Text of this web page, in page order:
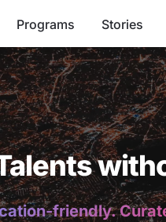
Programs Stories
friendly.